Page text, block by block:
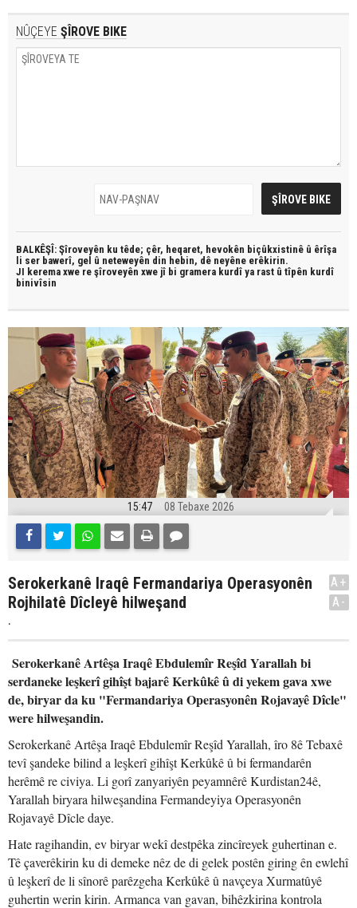
NÛÇEYE ŞÎROVE BIKE
BALKÊŞÎ: Şîroveyên ku têde; çêr, heqaret, hevokên biçûkxistinê û êrîşa
li ser bawerî, gel û neteweyên din hebin, dê neyêne erêkirin.
JI kerema xwe re şîroveyên xwe jî bi gramera kurdî ya rast û tîpên kurdî
binivîsin
15:47 08 Tebaxe 2026
Serokerkanê Iraqê Fermandariya Operasyonên
Rojhilatê Dîcleyê hilweşand
.
A+
A-
Serokerkanê Artêşa Iraqê Ebdulemîr Reşîd Yarallah bi
serdaneke leşkerî gihîşt bajarê Kerkûkê û di yekem gava xwe
de, biryar da ku "Fermandariya Operasyonên Rojavayê Dîcle"
were hilweşandin.
Serokerkanê Artêşa Iraqê Ebdulemîr Reşîd Yarallah, îro 8ê Tebaxê
tevî şandeke bilind a leşkerî gihîşt Kerkûkê û bi fermandarên
herêmê re civiya. Li gorî zanyariyên peyamnêrê Kurdistan24ê,
Yarallah biryara hilweşandina Fermandeyiya Operasyonên
Rojavayê Dîcle daye.
Hate ragihandin, ev biryar wekî destpêka zincîreyek guhertinan e.
Tê çaverêkirin ku di demeke nêz de di gelek postên giring ên ewlehî
û leşkerî de li sînorê parêzgeha Kerkûkê û navçeya Xurmatûyê
guhertin werin kirin. Armanca van gavan, bihêzkirina kontrola